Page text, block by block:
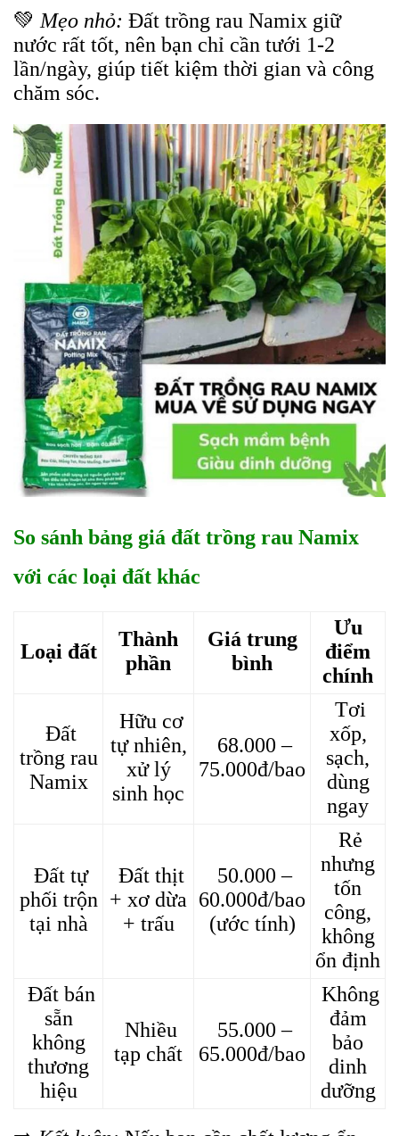
💚 Mẹo nhỏ: Đất trồng rau Namix giữ
nước rất tốt, nên bạn chỉ cần tưới 1-2
lần/ngày, giúp tiết kiệm thời gian và công
chăm sóc.
So sánh bảng giá đất trồng rau Namix
với các loại đất khác
Loại đất
Thành
phần
Giá trung
bình
Ưu
điểm
chính
Đất
trồng rau
Namix
Hữu cơ
tự nhiên,
xử lý
sinh học
68.000 –
75.000đ/bao
Tơi
xốp,
sạch,
dùng
ngay
Đất tự
phối trộn
tại nhà
Đất thịt
+ xơ dừa
+ trấu
50.000 –
60.000đ/bao
(ước tính)
Rẻ
nhưng
tốn
công,
không
ổn định
Đất bán
sẵn
không
thương
hiệu
Nhiều
tạp chất
55.000 –
65.000đ/bao
Không
đảm
bảo
dinh
dưỡng